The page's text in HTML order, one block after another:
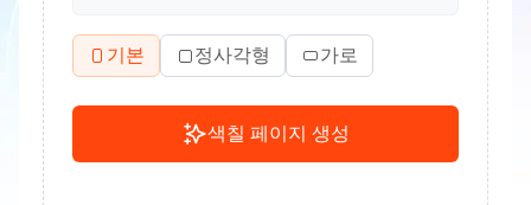
기본 정사각형 가로
색칠 페이지 생성